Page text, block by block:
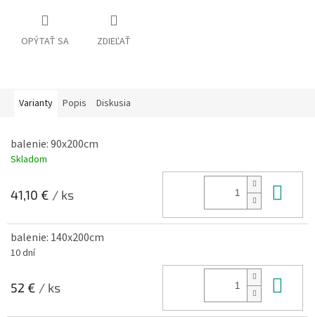
OPÝTAŤ SA ZDIEĽAŤ
Varianty Popis Diskusia
balenie: 90x200cm
Skladom
41,10 € / ks
balenie: 140x200cm
10 dní
52 € / ks